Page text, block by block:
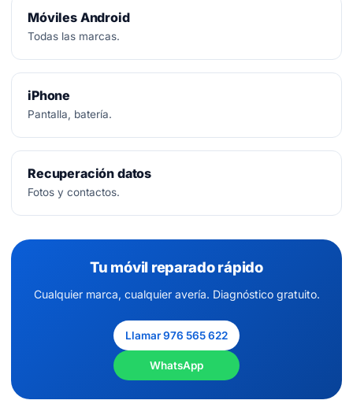
Móviles Android
Todas las marcas.
iPhone
Pantalla, batería.
Recuperación datos
Fotos y contactos.
Tu móvil reparado rápido
Cualquier marca, cualquier avería. Diagnóstico gratuito.
Llamar 976 565 622
WhatsApp